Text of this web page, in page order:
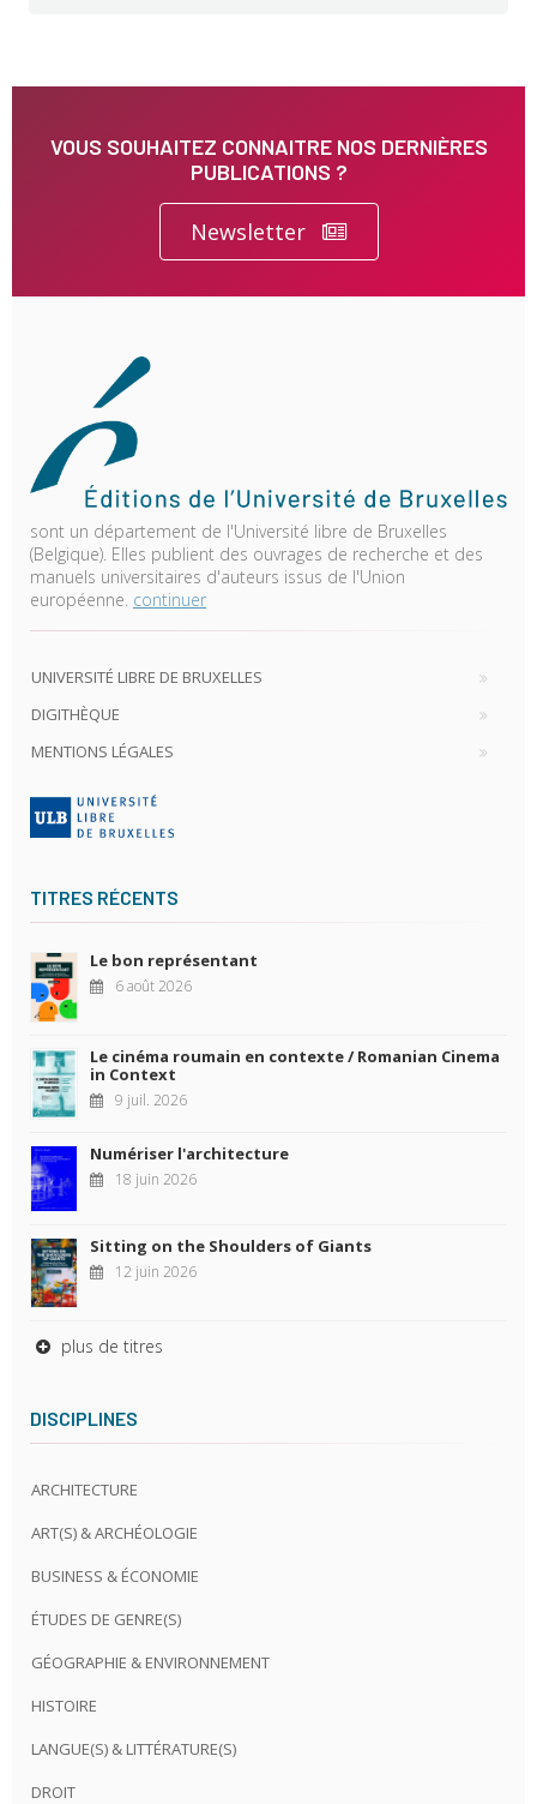
VOUS SOUHAITEZ CONNAITRE NOS DERNIÈRES
PUBLICATIONS ?
Newsletter
sont un département de l'Université libre de Bruxelles
(Belgique). Elles publient des ouvrages de recherche et des
manuels universitaires d'auteurs issus de l'Union
européenne. continuer
UNIVERSITÉ LIBRE DE BRUXELLES
DIGITHÈQUE
MENTIONS LÉGALES
TITRES RÉCENTS
Le bon représentant
6 août 2026
Le cinéma roumain en contexte / Romanian Cinema
in Context
9 juil. 2026
Numériser l'architecture
18 juin 2026
Sitting on the Shoulders of Giants
12 juin 2026
plus de titres
DISCIPLINES
ARCHITECTURE
ART(S) & ARCHÉOLOGIE
BUSINESS & ÉCONOMIE
ÉTUDES DE GENRE(S)
GÉOGRAPHIE & ENVIRONNEMENT
HISTOIRE
LANGUE(S) & LITTÉRATURE(S)
DROIT